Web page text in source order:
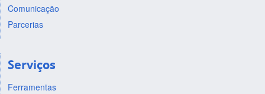
Comunicação
Parcerias
Serviços
Ferramentas